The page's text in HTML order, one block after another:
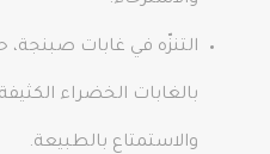
التنزّه في غابات
بالغابات الخضراء
والاستمتاع بالطبيعة.